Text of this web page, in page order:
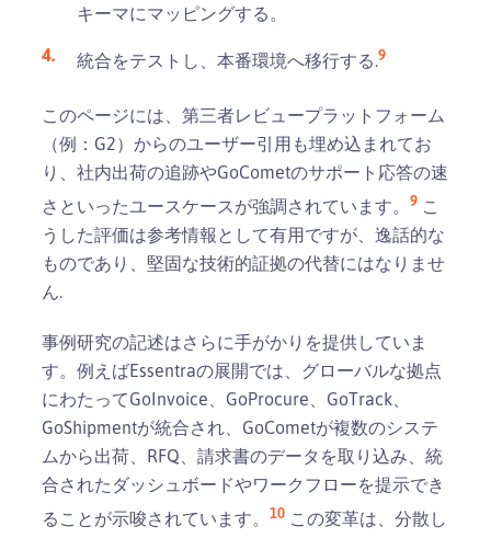
キーマにマッピングする。
統合をテストし、本番環境へ移行する.9
このページには、第三者レビュープラットフォーム
（例：G2）からのユーザー引用も埋め込まれてお
り、社内出荷の追跡やGoCometのサポート応答の速
さといったユースケースが強調されています。 9 こ
うした評価は参考情報として有用ですが、逸話的な
ものであり、堅固な技術的証拠の代替にはなりませ
ん.
事例研究の記述はさらに手がかりを提供していま
す。例えばEssentraの展開では、グローバルな拠点
にわたってGoInvoice、GoProcure、GoTrack、
GoShipmentが統合され、GoCometが複数のシステ
ムから出荷、RFQ、請求書のデータを取り込み、統
合されたダッシュボードやワークフローを提示でき
ることが示唆されています。 10 この変革は、分散し